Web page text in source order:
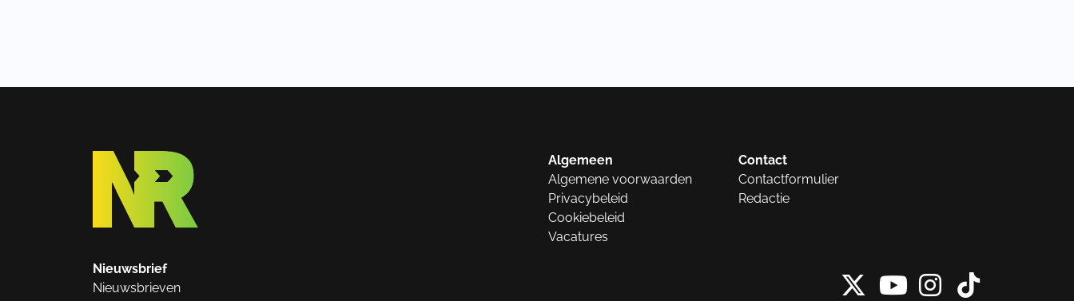
Algemeen
Algemene voorwaarden
Privacybeleid
Cookiebeleid
Vacatures
Contact
Contactformulier
Redactie
Nieuwsbrief
Nieuwsbrieven
X vanInstagram
Tiktok